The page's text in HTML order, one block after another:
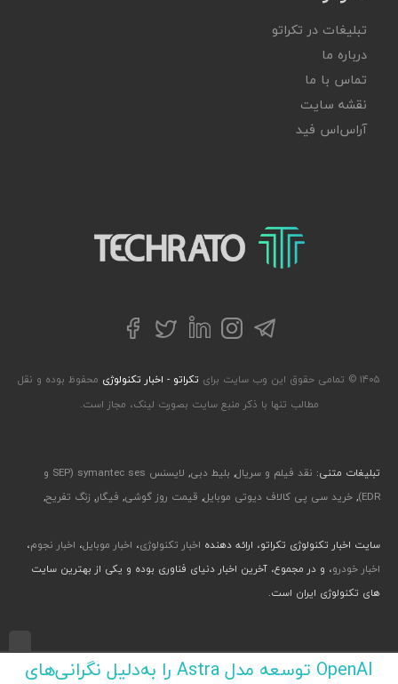
تبلیغات در تکراتو
درباره ما
تماس با ما
نقشه سایت
آر‌اس‌اس فید
تکراتو – زندگی با تکنولوژی
تلگراماینستاگرام
لینکداینتوییترفیسبوک
۱۴۰۵ © تمامی حقوق این وب سایت برای تکراتو - اخبار تکنولوژی محفوظ بوده و نقل
مطالب تنها با ذکر منبع سایت بصورت لینک، مجاز است.
تبلیغات متنی: نقد فیلم و سریال, بلیط دبی,
لایسنس symantec ses (SEP و
EDR)
, خرید سی پی کالاف دیوتی موبایل, قیمت روز گوشی, فیگار, زنگ تفریح,
سایت اخبار تکنولوژی تکراتو، ارائه دهنده اخبار تکنولوژی، اخبار موبایل، اخبار نجوم،
اخبار خودرو، و در مجموع، آخرین اخبار دنیای فناوری بوده و یکی از بهترین سایت
های تکنولوژی ایران است.
طراحی رابط کاربری و تجربی توسط جواد صابری، گروه افرو - اجرا با طراحی وب پارسا
OpenAI توسعه مدل Astra را به‌دلیل نگرانی‌های